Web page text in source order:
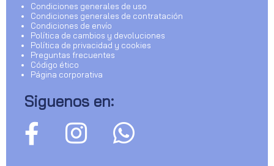
Condiciones generales de uso
Condiciones generales de contratación
Condiciones de envío
Política de cambios y devoluciones
Política de privacidad y cookies
Preguntas frecuentes
Código ético
Página corporativa
Siguenos en: